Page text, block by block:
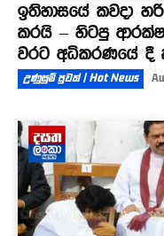
ඉතිහාසයේ කවදා
කරයි – හිටපු
වරට අධිකරණයේ දී
උණුසුම් පුවත් | Hot News